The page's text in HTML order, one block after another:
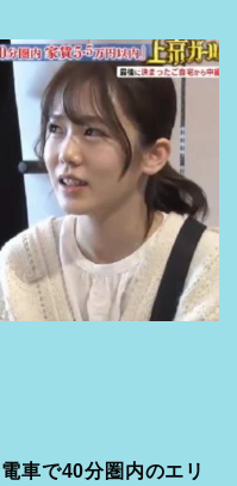
車で40分圏内のエリ